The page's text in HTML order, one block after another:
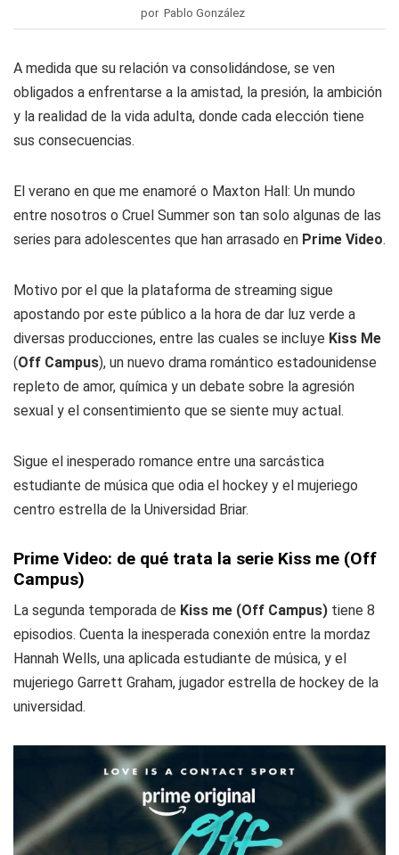
por Pablo González
A medida que su relación va consolidándose, se ven
obligados a enfrentarse a la amistad, la presión, la ambición
y la realidad de la vida adulta, donde cada elección tiene
sus consecuencias.
El verano en que me enamoré o Maxton Hall: Un mundo
entre nosotros o Cruel Summer son tan solo algunas de las
series para adolescentes que han arrasado en Prime Video.
Motivo por el que la plataforma de streaming sigue
apostando por este público a la hora de dar luz verde a
diversas producciones, entre las cuales se incluye Kiss Me
(Off Campus), un nuevo drama romántico estadounidense
repleto de amor, química y un debate sobre la agresión
sexual y el consentimiento que se siente muy actual.
Sigue el inesperado romance entre una sarcástica
estudiante de música que odia el hockey y el mujeriego
centro estrella de la Universidad Briar.
Prime Video: de qué trata la serie Kiss me (Off
Campus)
La segunda temporada de Kiss me (Off Campus) tiene 8
episodios. Cuenta la inesperada conexión entre la mordaz
Hannah Wells, una aplicada estudiante de música, y el
mujeriego Garrett Graham, jugador estrella de hockey de la
universidad.